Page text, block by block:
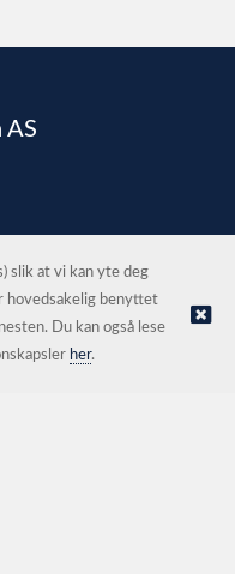
AS
levert av Kréatif
slik at vi kan yte deg
hovedsakelig benyttet
Du kan også lese
her.